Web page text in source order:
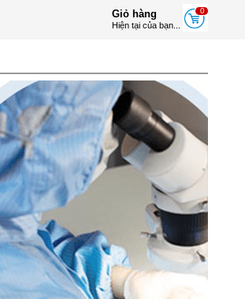
0
Giỏ hàng
Hiện tại của bạn...